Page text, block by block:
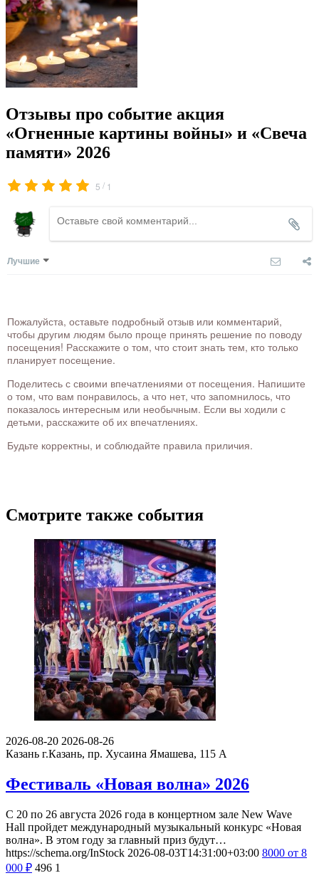
Отзывы про событие акция
«Огненные картины войны» и «Свеча
памяти» 2026
5 / 1
Лучшие
Пожалуйста, оставьте подробный отзыв или комментарий,
чтобы другим людям было проще принять решение по поводу
посещения! Расскажите о том, что стоит знать тем, кто только
планирует посещение.
Поделитесь с своими впечатлениями от посещения. Напишите
о том, что вам понравилось, а что нет, что запомнилось, что
показалось интересным или необычным. Если вы ходили с
детьми, расскажите об их впечатлениях.
Будьте корректны, и соблюдайте правила приличия.
Смотрите также события
2026-08-20 2026-08-26
Казань г.Казань, пр. Хусаина Ямашева, 115 A
Фестиваль «Новая волна» 2026
С 20 по 26 августа 2026 года в концертном зале New Wave
Hall пройдет международный музыкальный конкурс «Новая
волна». В этом году за главный приз будут…
https://schema.org/InStock 2026-08-03T14:31:00+03:00 8000 от 8
000 ₽ 496 1